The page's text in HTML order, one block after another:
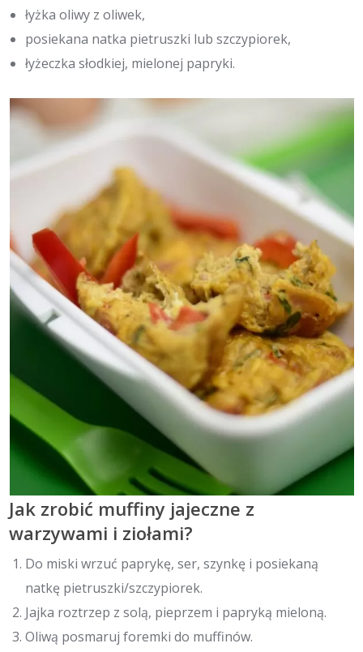
łyżka oliwy z oliwek,
posiekana natka pietruszki lub szczypiorek,
łyżeczka słodkiej, mielonej papryki.
Jak zrobić muffiny jajeczne z
warzywami i ziołami?
Do miski wrzuć paprykę, ser, szynkę i posiekaną
natkę pietruszki/szczypiorek.
Jajka roztrzep z solą, pieprzem i papryką mieloną.
Oliwą posmaruj foremki do muffinów.